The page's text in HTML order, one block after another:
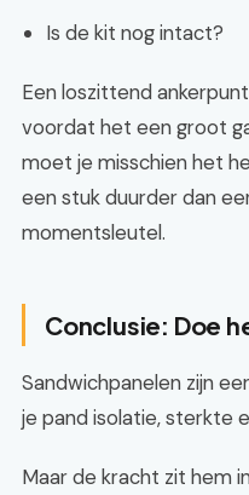
Is de kit nog intact?
Een loszittend
voordat het een groot
moet je misschien het
een stuk duurder dan
momentsleutel.
Conclusie: Doe
Sandwichpanelen zijn
je pand isolatie, sterkte
Maar de kracht zit hem